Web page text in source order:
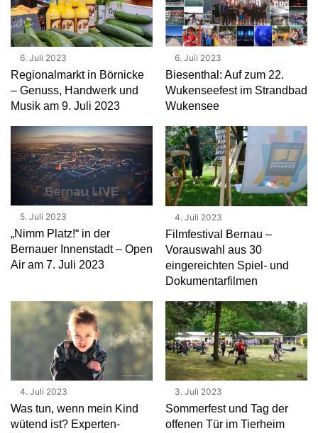
6. Juli 2023
Regionalmarkt in Börnicke
– Genuss, Handwerk und
Musik am 9. Juli 2023
6. Juli 2023
Biesenthal: Auf zum 22.
Wukenseefest im Strandbad
Wukensee
5. Juli 2023
„Nimm Platz!“ in der
Bernauer Innenstadt – Open
Air am 7. Juli 2023
4. Juli 2023
Filmfestival Bernau –
Vorauswahl aus 30
eingereichten Spiel- und
Dokumentarfilmen
4. Juli 2023
Was tun, wenn mein Kind
wütend ist? Experten-
3. Juli 2023
Sommerfest und Tag der
offenen Tür im Tierheim